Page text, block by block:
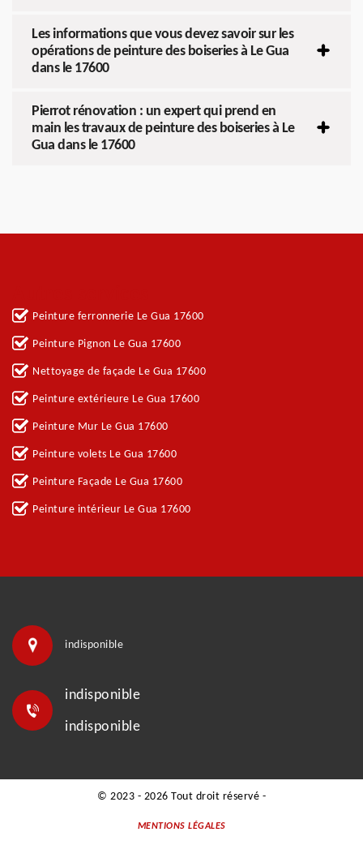
Les informations que vous devez savoir sur les
opérations de peinture des boiseries à Le Gua
dans le 17600
Pierrot rénovation : un expert qui prend en
main les travaux de peinture des boiseries à Le
Gua dans le 17600
Peinture ferronnerie Le Gua 17600
Peinture Pignon Le Gua 17600
Nettoyage de façade Le Gua 17600
Peinture extérieure Le Gua 17600
Peinture Mur Le Gua 17600
Peinture volets Le Gua 17600
Peinture Façade Le Gua 17600
Peinture intérieur Le Gua 17600
indisponible
indisponible
indisponible
© 2023 - 2026 Tout droit réservé -
MENTIONS LÉGALES